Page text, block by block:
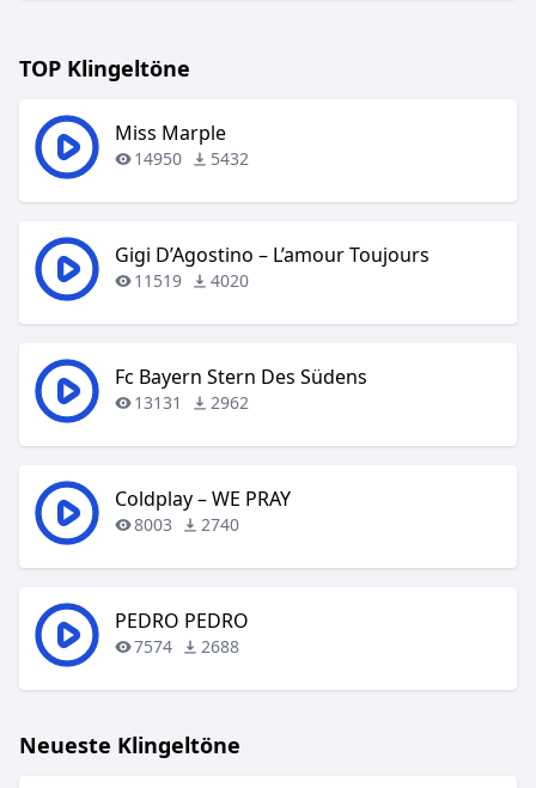
TOP Klingeltöne
Miss Marple
14950 5432
Gigi D’Agostino – L’amour Toujours
11519 4020
Fc Bayern Stern Des Südens
13131 2962
Coldplay – WE PRAY
8003 2740
PEDRO PEDRO
7574 2688
Neueste Klingeltöne